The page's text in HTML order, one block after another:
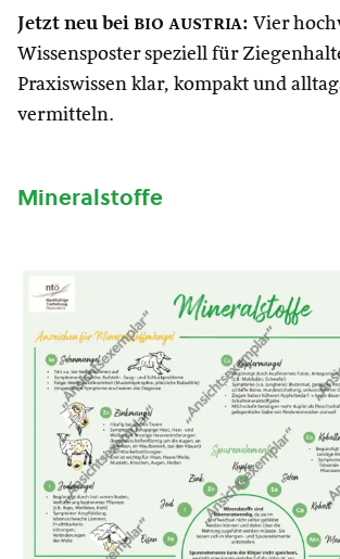
Jetzt neu bei bio austria: Vier
Wissensposter speziell für
Praxiswissen klar, kompakt und
vermitteln.
Mineralstoffe